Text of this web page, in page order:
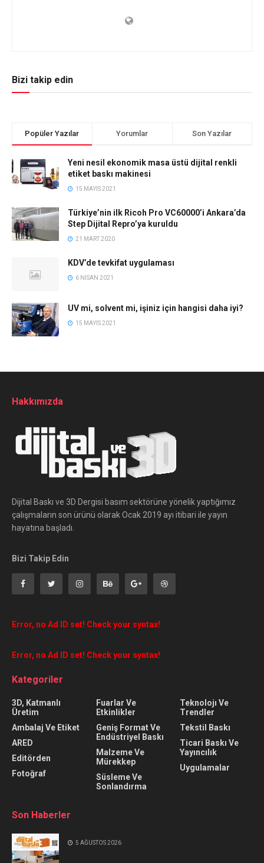
Bizi takip edin
Popüler Yazılar Yorumlar Son Yazılar
Yeni nesil ekonomik masa üstü dijital renkli
etiket baskı makinesi
15 MAYIS 2021
Türkiye’nin ilk Ricoh Pro VC60000’i Ankara’da
Step Dijital Repro’ya kuruldu
21 MART 2020
KDV’de tevkifat uygulaması
6 NISAN 2021
UV mi, solvent mi, işiniz için hangisi daha iyi?
15 MAYIS 2021
Hakkımızda
Dijital Baskı ve 3D Dergisi basım sektörüne yönelik yaptığımız
çalışmaların son ürünü olarak Ocak 2019 ayı itibari ile yayın
hayatına başladı.
Bizi Takip Edin
Error, no Ad ID set! Check your syntax!
Error, no Ad ID set! Check your syntax!
Kategoriler
3D, Katmanlı
Üretim
Ambalaj Ve Etiket
ARED
Editörden
Fotoğraf
Fuarlar Ve
Etkinlikler
Geniş Format Ve
Endüstriyel Baskı
Malzeme Ve
Mürekkep
Süsleme Ve
Sonlandırma
Teknolojı Ve
Trendler
Tekstil Baskı
Ticari Baskı Ve
Yayıncılık
Uygulamalar
Son Haberler
5 AĞUSTOS 2026